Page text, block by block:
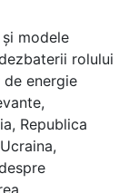
modele
rolului
energie
Republica